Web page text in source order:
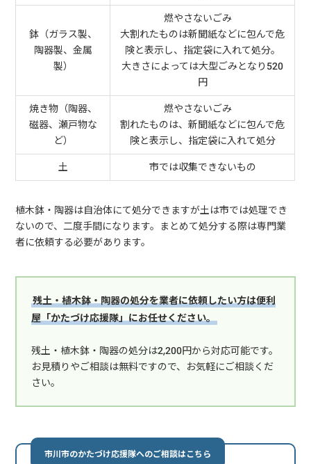
鉢（ガラス製、
陶器製、金属
製）
燃やさないごみ
大割れたものは新聞紙などに包んで危
険と表示し、指定袋に入れて処分。
大きさによっては大型ごみとなり520
円
焼き物（陶器、
磁器、瀬戸物な
ど）
燃やさないごみ
割れたものは、新聞紙などに包んで危
険と表示し、指定袋に入れて処分
土
市では収集できないもの
植木鉢・陶器は自治体にて処分できますが土は市では処理でき
ないので、二度手間になります。まとめて処分する際は専門業
者に依頼する必要があります。
残土・植木鉢・陶器の処分を業者に依頼したい方は便利
屋「かたづけ応援隊」にお任せください。
残土・植木鉢・陶器の処分は2,200円から対応可能です。
お見積りやご相談は無料ですので、お気軽にご相談くだ
さい。
市川市のかたづけ応援隊へのご相談はこちら